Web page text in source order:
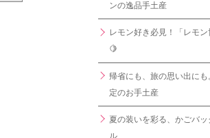
ンの逸品手土産
レモン好き必見！「レモ
🍋
帰省にも、旅の思い出にも
定のお手土産
夏の装いを彩る、かごバ
ル